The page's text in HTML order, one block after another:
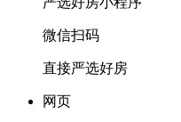
微信扫码
直接严选好房
网页